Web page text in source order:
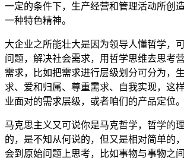
一定的条件下，生产经营和管理活动所创
一种特色精神。
大企业之所能壮大是因为领导人懂哲学，
问题，解决社会需求，用哲学思维去思考
需求，比如把需求进行层级划分可分为，
求、爱和归属、尊重需求、自我实现，这
业面对的需求层级，或者咱们的产品定位。
马克思主义又可说你是马克哲学，哲学的
的，是不知从何说的，但又是相对简单的
会到原始问题上思考，比如事物与事物之